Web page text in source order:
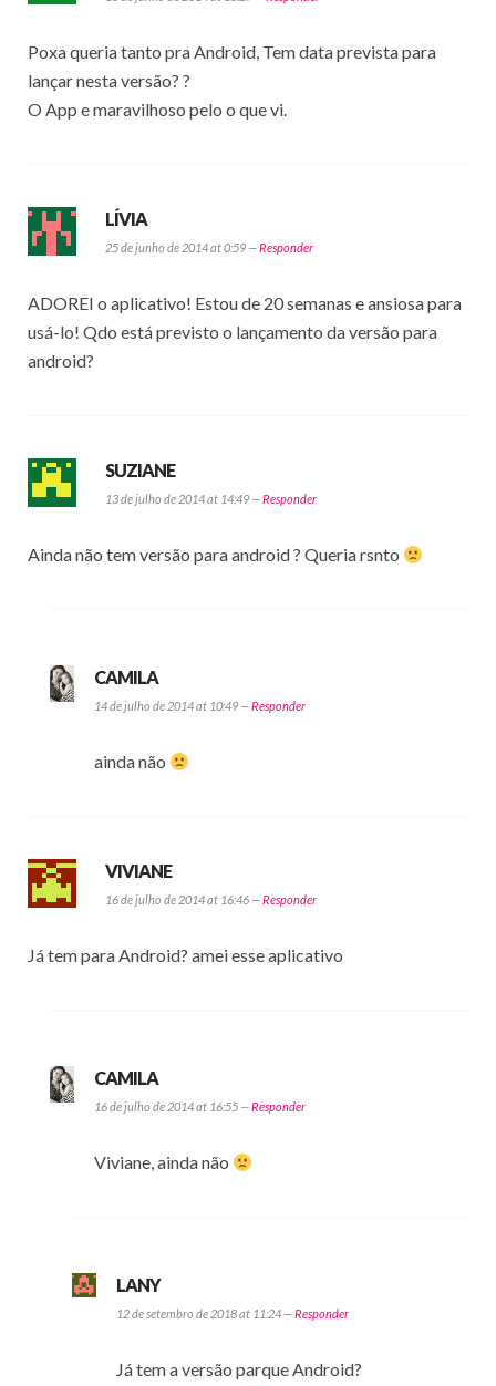
Poxa queria tanto pra Android, Tem data prevista para
lançar nesta versão? ?
O App e maravilhoso pelo o que vi.
LÍVIA
25 de junho de 2014 at 0:59 —Responder
ADOREI o aplicativo! Estou de 20 semanas e ansiosa para
usá-lo! Qdo está previsto o lançamento da versão para
android?
SUZIANE
13 de julho de 2014 at 14:49 —Responder
Ainda não tem versão para android ? Queria rsnto
CAMILA
14 de julho de 2014 at 10:49 —Responder
ainda não
VIVIANE
16 de julho de 2014 at 16:46 —Responder
Já tem para Android? amei esse aplicativo
CAMILA
16 de julho de 2014 at 16:55 —Responder
Viviane, ainda não
LANY
12 de setembro de 2018 at 11:24 —Responder
Já tem a versão parque Android?